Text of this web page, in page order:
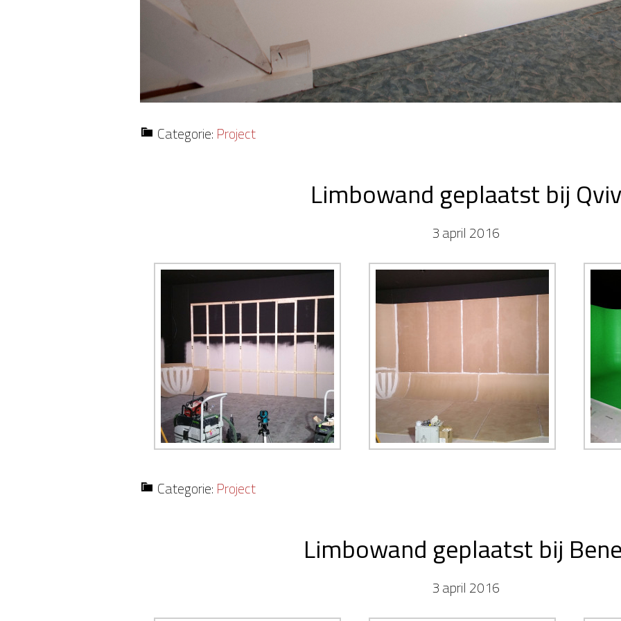
Categorie: Project
Limbowand geplaatst bij Qviv
3 april 2016
Categorie: Project
Limbowand geplaatst bij
3 april 2016